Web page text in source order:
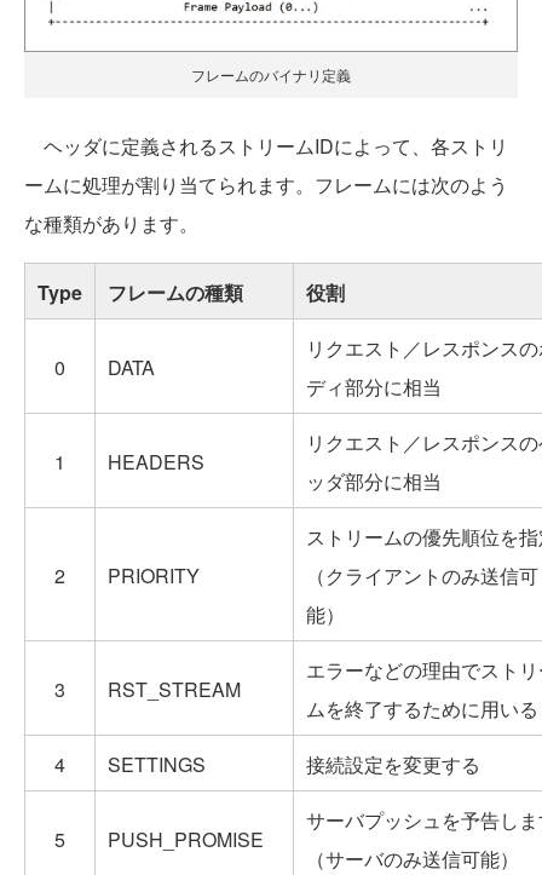
フレームのバイナリ定義
ヘッダに定義されるストリームIDによって、各ストリ
ームに処理が割り当てられます。フレームには次のよう
な種類があります。
Type フレームの種類 役割
0 DATA
リクエスト／レスポンス
ディ部分に相当
1 HEADERS
リクエスト／レスポンス
ッダ部分に相当
2 PRIORITY
ストリームの優先順位を
（クライアントのみ送信可
能）
3 RST_STREAM
エラーなどの理由でスト
ムを終了するために用いる
4
SETTINGS 接続設定を変更する
5 PUSH_PROMISE
サーバプッシュを予告し
（サーバのみ送信可能）